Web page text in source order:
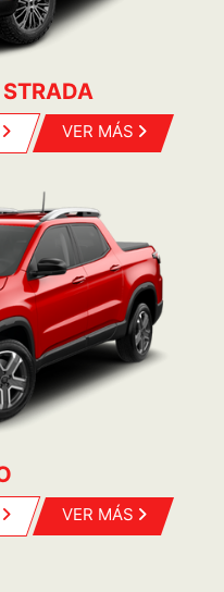
VER MÁS
VER MÁS